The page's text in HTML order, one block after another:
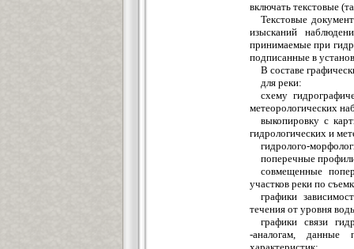
включать текстовые
Текстовые
изысканий
принимаемые при
подписанные в
В составе
для реки:
схему
метеорологических
выкопировку с
гидрологических и
гидролого-
поперечные
совмещенные
участков реки по
графики
течения от уровня
графики связи
-аналогам, данные